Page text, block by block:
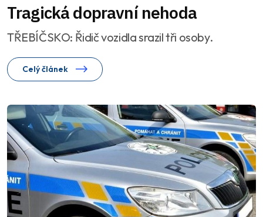
Tragická dopravní nehoda
TŘEBÍČSKO: Řidič vozidla srazil tři osoby.
Celý článek